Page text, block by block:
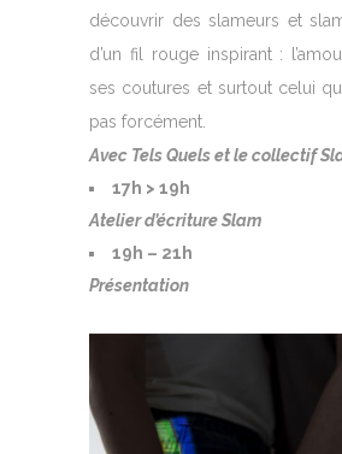
découvrir des slameurs et
d’un fil rouge inspirant :
ses coutures et surtout celui
pas forcément.
Avec Tels Quels et le collectif
17h > 19h
Atelier d’écriture Slam
19h – 21h
Présentation